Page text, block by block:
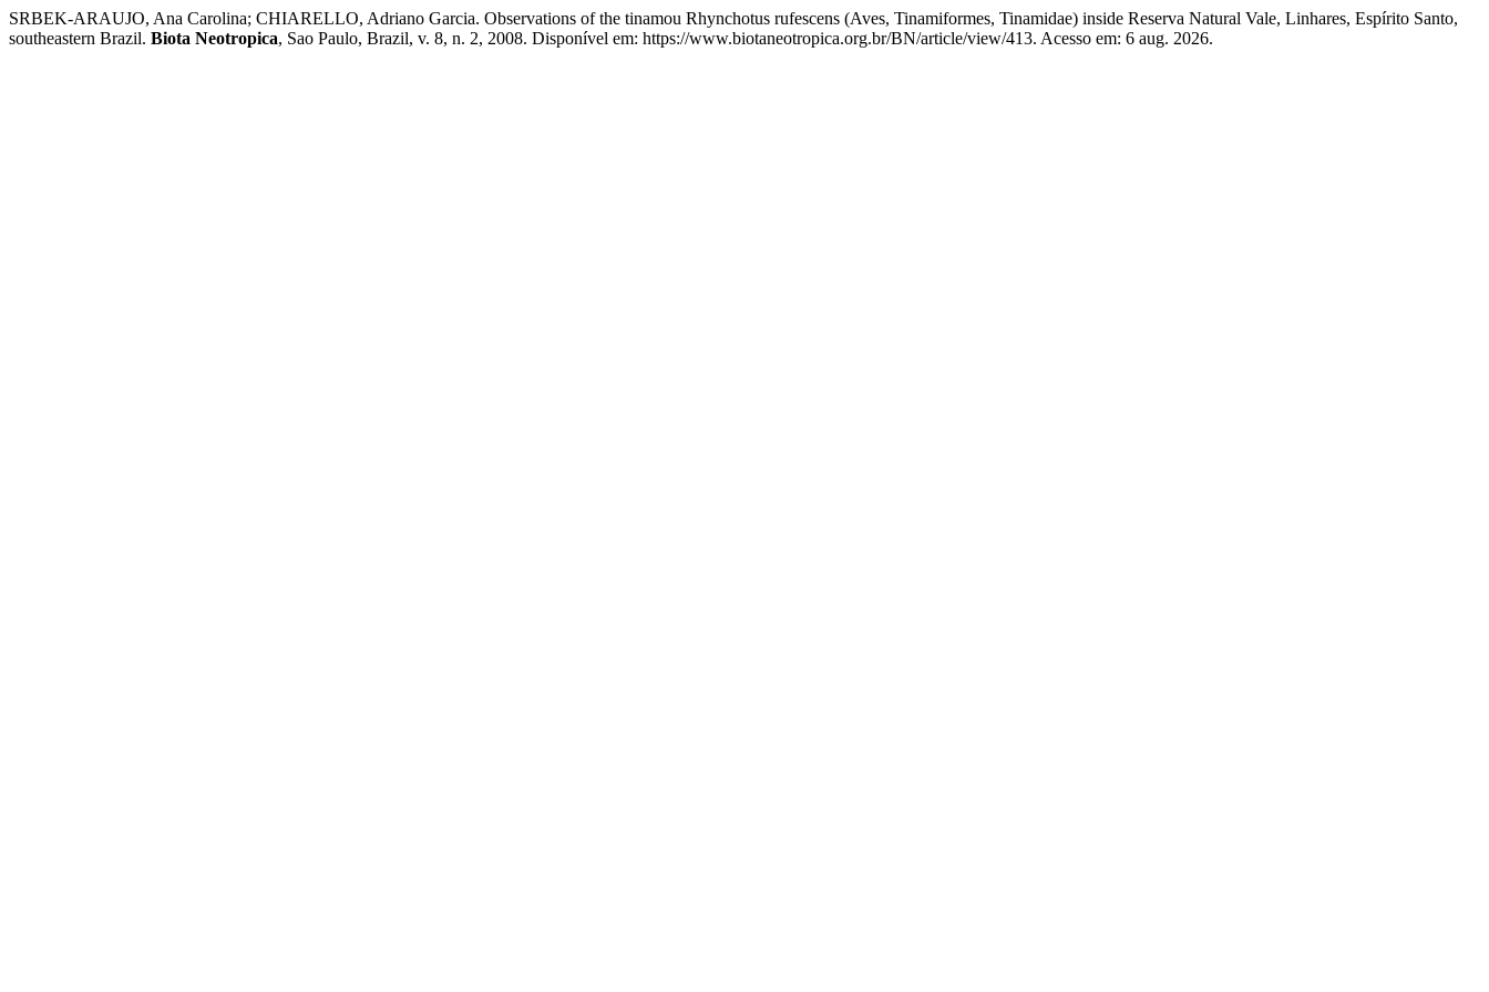
SRBEK-ARAUJO, Ana Carolina; CHIARELLO, Adriano Garcia. Observations of the tinamou Rhynchotus rufescens (Aves, Tinamiformes, Tinamidae) inside Reserva Natural Vale, Linhares, Espírito Santo,
southeastern Brazil. Biota Neotropica, Sao Paulo, Brazil, v. 8, n. 2, 2008. Disponível em: https://www.biotaneotropica.org.br/BN/article/view/413. Acesso em: 6 aug. 2026.